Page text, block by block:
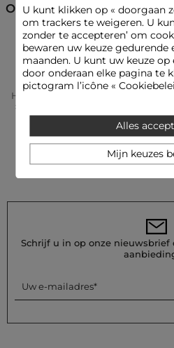
Ontdek ook
Hemden Tops
Home
Schrijf u in op onze nieuwsbrief
Uw e-mailadres
U kunt klikken op « doorgaan
om trackers te weigeren. U
zonder te accepteren’ om
bewaren uw keuze gedurende
maanden. U kunt uw keuze
door onderaan elke pagina te
pictogram l’icône «
Alles
Mijn keuzes